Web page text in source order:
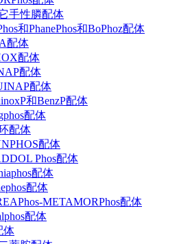
手性膦配体
和PhanePhos和BoPhoz配体
配体
配体
配体
配体
和BenzP配体
配体
配体
配体
Phos配体
配体
配体
METAMORPhos配体
配体
体